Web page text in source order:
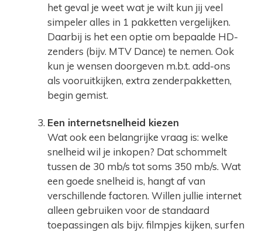
het geval je weet wat je wilt kun jij veel
simpeler alles in 1 pakketten vergelijken.
Daarbij is het een optie om bepaalde HD-
zenders (bijv. MTV Dance) te nemen. Ook
kun je wensen doorgeven m.b.t. add-ons
als vooruitkijken, extra zenderpakketten,
begin gemist.
Een internetsnelheid kiezen
Wat ook een belangrijke vraag is: welke
snelheid wil je inkopen? Dat schommelt
tussen de 30 mb/s tot soms 350 mb/s. Wat
een goede snelheid is, hangt af van
verschillende factoren. Willen jullie internet
alleen gebruiken voor de standaard
toepassingen als bijv. filmpjes kijken, surfen